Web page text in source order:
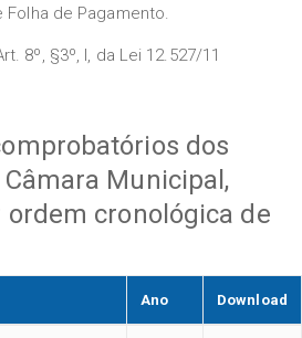
de Pagamento.
8º, §3º, I, da Lei 12.527/11
dos
Municipal,
cronológica de
Ano Download